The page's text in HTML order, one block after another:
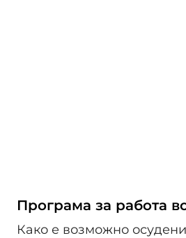
Програма за работа
Како е возможно